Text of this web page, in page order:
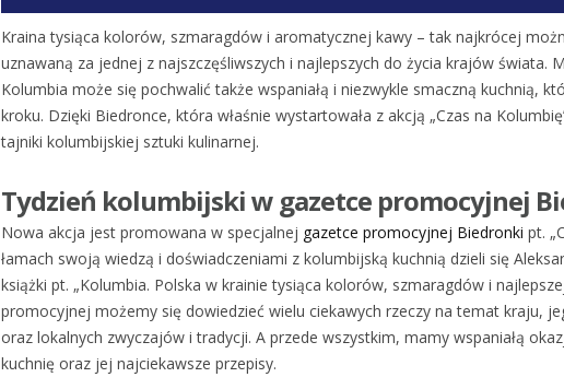
Kraina tysiąca kolorów, szmaragdów i aromatycznej kawy – tak najkrócej
uznawaną za jednej z najszczęśliwszych i najlepszych do życia krajów świata.
Kolumbia może się pochwalić także wspaniałą i niezwykle smaczną kuchnią,
kroku. Dzięki Biedronce, która właśnie wystartowała z akcją „Czas na
tajniki kolumbijskiej sztuki kulinarnej.
Tydzień kolumbijski w gazetce promocyjnej
Nowa akcja jest promowana w specjalnej gazetce promocyjnej Biedronki pt.
łamach swoją wiedzą i doświadczeniami z kolumbijską kuchnią dzieli się
książki pt. „Kolumbia. Polska w krainie tysiąca kolorów, szmaragdów i
promocyjnej możemy się dowiedzieć wielu ciekawych rzeczy na temat kraju,
oraz lokalnych zwyczajów i tradycji. A przede wszystkim, mamy wspaniałą
kuchnię oraz jej najciekawsze przepisy.